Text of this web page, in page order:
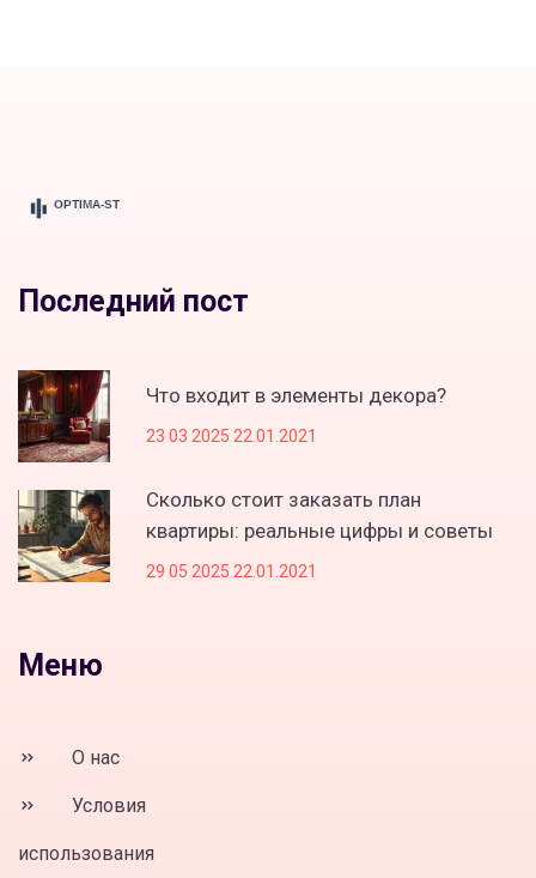
Последний пост
Что входит в элементы декора?
23 03 2025 22.01.2021
Сколько стоит заказать план
квартиры: реальные цифры и советы
29 05 2025 22.01.2021
Меню
О нас
Условия
использования